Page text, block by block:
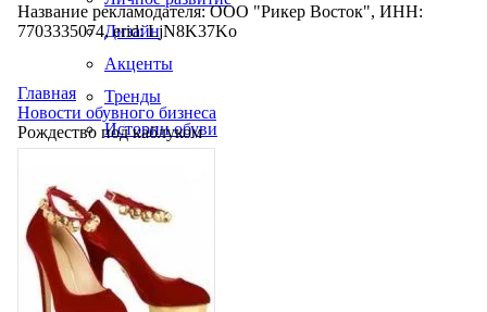
Дизайн
Акценты
Тренды
Истории обуви
Название рекламодателя: ООО "Рикер Восток", ИНН:
7703335074, erid: LjN8K37Ko
Главная
Новости обувного бизнеса
Рождество под каблуком